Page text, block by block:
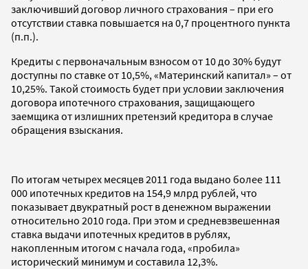
заключивший договор личного страхования – при его
отсутствии ставка повышается на 0,7 процентного пункта
(п.п.).
Кредиты с первоначальным взносом от 10 до 30% будут
доступны по ставке от 10,5%, «Материнский капитал» – от
10,25%. Такой стоимость будет при условии заключения
договора ипотечного страхования, защищающего
заемщика от излишних претензий кредитора в случае
обращения взыскания.
По итогам четырех месяцев 2011 года выдано более 111
000 ипотечных кредитов на 154,9 млрд рублей, что
показывает двукратный рост в денежном выражении
относительно 2010 года. При этом и средневзвешенная
ставка выдачи ипотечных кредитов в рублях,
накопленным итогом с начала года, «пробила»
исторический минимум и составила 12,3%.